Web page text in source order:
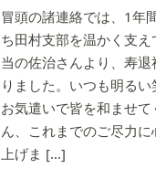
冒頭の諸連絡では、1年
ち田村支部を温かく支え
当の佐治さんより、寿
りました。いつも明る
お気遣いで皆を和ませて
ん、これまでのご尽力に
上げま […]